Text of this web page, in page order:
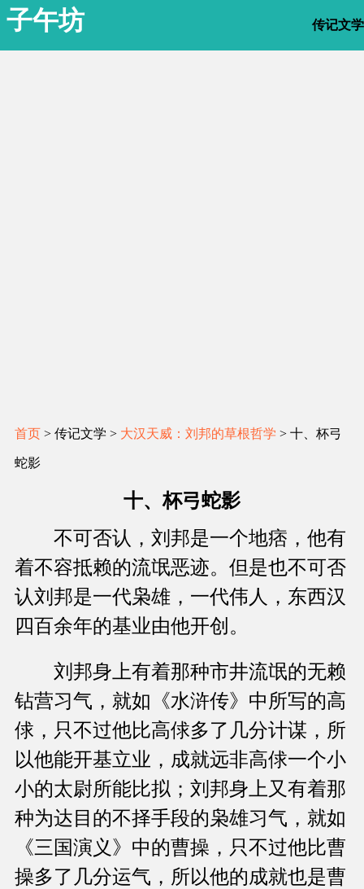
子午坊 传记文学
首页 > 传记文学 > 大汉天威：刘邦的草根哲学 > 十、杯弓
蛇影
十、杯弓蛇影
不可否认，刘邦是一个地痞，他有
着不容抵赖的流氓恶迹。但是也不可否
认刘邦是一代枭雄，一代伟人，东西汉
四百余年的基业由他开创。
刘邦身上有着那种市井流氓的无赖
钻营习气，就如《水浒传》中所写的高
俅，只不过他比高俅多了几分计谋，所
以他能开基立业，成就远非高俅一个小
小的太尉所能比拟；刘邦身上又有着那
种为达目的不择手段的枭雄习气，就如
《三国演义》中的曹操，只不过他比曹
操多了几分运气，所以他的成就也是曹